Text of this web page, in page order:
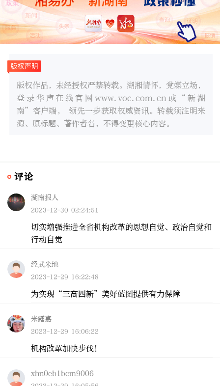
版权作品，未经授权严禁转载。湖湘情怀，党媒立场，
登录华声在线官网www.voc.com.cn或“新湖
南”客户端， 领先一步获取权威资讯。转载须注明来
源、原标题、著作者名，不得变更核心内容。
评论
湖南报人
2023-12-30 02:24:51
切实增强推进全省机构改革的思想自觉、政治自觉和
行动自觉
经武米地
2023-12-29 16:22:48
为实现“三高四新”美好蓝图提供有力保障
米露嘉
2023-12-29 16:06:22
机构改革加快步伐！
xhn0eb1bcm9006